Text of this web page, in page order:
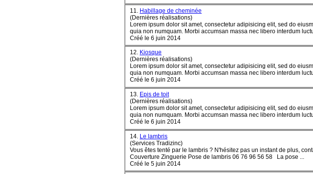
11. Habillage de cheminée
(Dernières réalisations)
Lorem ipsum dolor sit amet, consectetur adipisicing elit, sed do
quia non numquam. Morbi accumsan massa nec libero interdum
Créé le 6 juin 2014
12. Kiosque
(Dernières réalisations)
Lorem ipsum dolor sit amet, consectetur adipisicing elit, sed do
quia non numquam. Morbi accumsan massa nec libero interdum
Créé le 6 juin 2014
13. Epis de toit
(Dernières réalisations)
Lorem ipsum dolor sit amet, consectetur adipisicing elit, sed do
quia non numquam. Morbi accumsan massa nec libero interdum
Créé le 6 juin 2014
14. Le lambris
(Services Tradizinc)
Vous êtes tenté par le lambris ? N'hésitez pas un instant de plus,
Couverture Zinguerie Pose de lambris 06 76 96 56 58 La pose ...
Créé le 5 juin 2014